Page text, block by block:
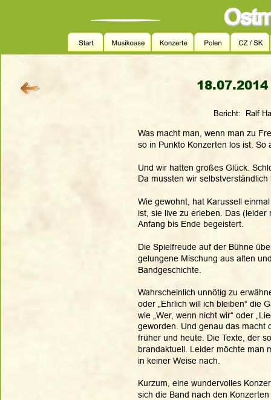
Bericht:  Ralf
Was macht man, wenn man zu
so in Punkto Konzerten los ist.
Und wir hatten großes Glück.
Da mussten wir
Wie gewohnt, hat Karussell
ist, sie live zu erleben. Das
Anfang bis Ende begeistert.
Die Spielfreude auf der Bühne
gelungene Mischung aus alten
Bandgeschichte.
Wahrscheinlich unnötig zu
oder „Ehrlich will ich bleiben“ die
wie „Wer, wenn nicht wir“ oder
geworden. Und genau das macht
früher und heute. Die Texte, der
brandaktuell. Leider möchte man
in keiner Weise nach.
Kurzum, eine wundervolles
sich die Band nach den